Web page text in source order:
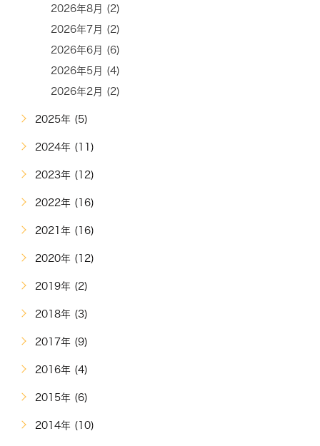
2026年8月 (2)
2026年7月 (2)
2026年6月 (6)
2026年5月 (4)
2026年2月 (2)
2025年 (5)
2024年 (11)
2023年 (12)
2022年 (16)
2021年 (16)
2020年 (12)
2019年 (2)
2018年 (3)
2017年 (9)
2016年 (4)
2015年 (6)
2014年 (10)